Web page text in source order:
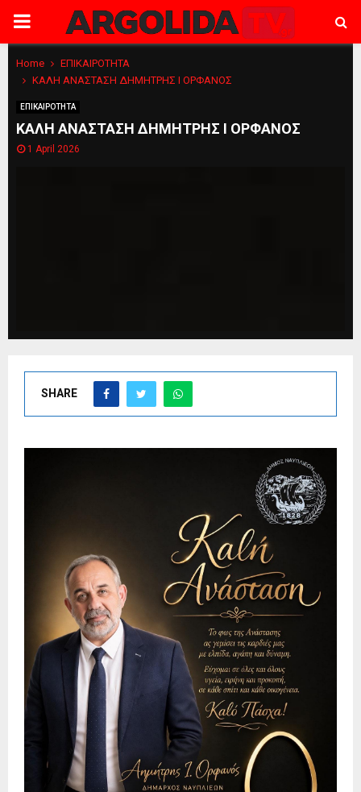
PRIMARY
MENU
Home
ΕΠΙΚΑΙΡΟΤΗΤΑ
ΚΑΛΗ ΑΝΑΣΤΑΣΗ ΔΗΜΗΤΡΗΣ Ι ΟΡΦΑΝΟΣ
ΕΠΙΚΑΙΡΟΤΗΤΑ
ΚΑΛΗ ΑΝΑΣΤΑΣΗ ΔΗΜΗΤΡΗΣ Ι ΟΡΦΑΝΟΣ
1 April 2026
SHARE